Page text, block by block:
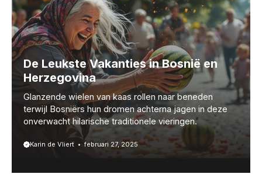
De Leukste Vakanties in Bosnië en
Herzegovina
Glanzende wielen van kaas rollen naar beneden
terwijl Bosniërs hun dromen achterna jagen in deze
onverwacht hilarische traditionele vieringen.
Karin de Vliert februari 27, 2025